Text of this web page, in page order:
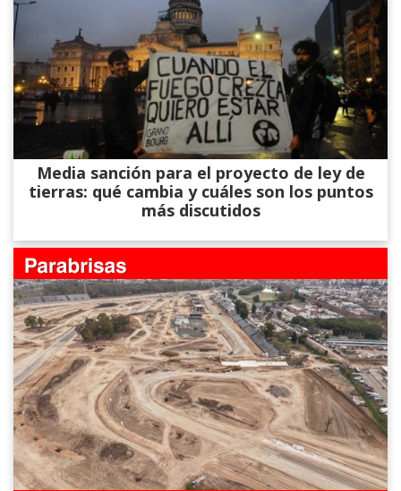
Media sanción para el proyecto de ley de
tierras: qué cambia y cuáles son los puntos
más discutidos